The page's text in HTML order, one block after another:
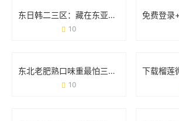
东日韩二三区：藏在东亚的“隐形冠军”是如何炼成的？
10
东北老肥熟口味重最怕三个东西：当豪横遇上新挑战
10